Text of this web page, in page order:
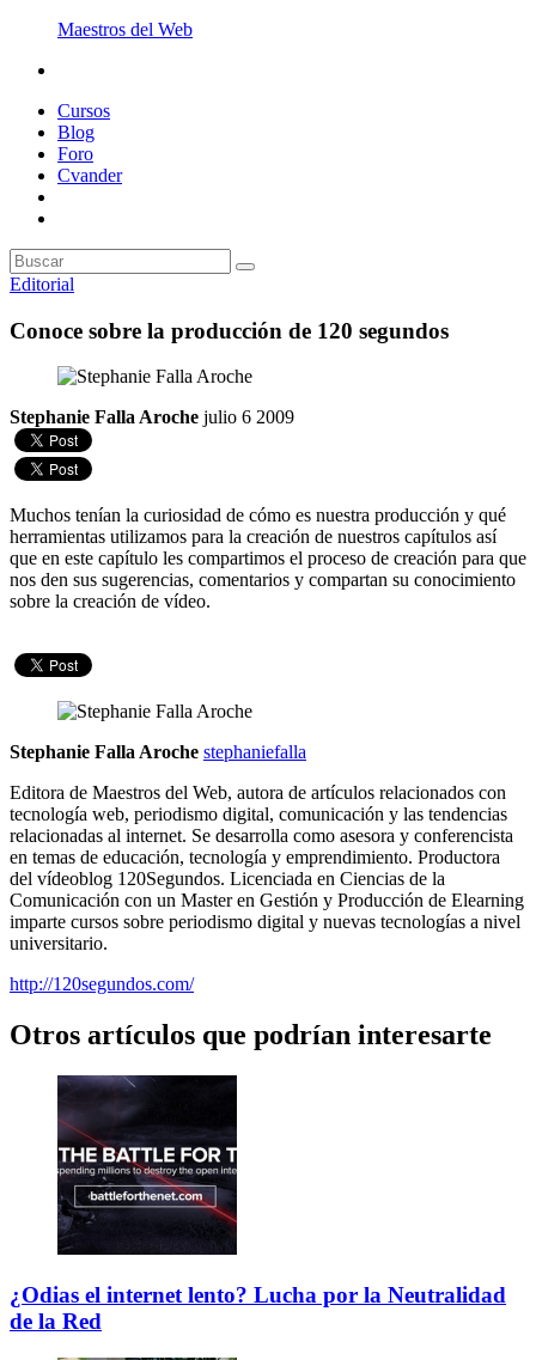
Maestros del Web
Cursos
Blog
Foro
Cvander
Editorial
Conoce sobre la producción de 120 segundos
Stephanie Falla Aroche julio 6 2009
Muchos tenían la curiosidad de cómo es nuestra producción y qué
herramientas utilizamos para la creación de nuestros capítulos así
que en este capítulo les compartimos el proceso de creación para que
nos den sus sugerencias, comentarios y compartan su conocimiento
sobre la creación de vídeo.
Stephanie Falla Aroche stephaniefalla
Editora de Maestros del Web, autora de artículos relacionados con
tecnología web, periodismo digital, comunicación y las tendencias
relacionadas al internet. Se desarrolla como asesora y conferencista
en temas de educación, tecnología y emprendimiento. Productora
del vídeoblog 120Segundos. Licenciada en Ciencias de la
Comunicación con un Master en Gestión y Producción de Elearning
imparte cursos sobre periodismo digital y nuevas tecnologías a nivel
universitario.
http://120segundos.com/
Otros artículos que podrían interesarte
¿Odias el internet lento? Lucha por la Neutralidad
de la Red